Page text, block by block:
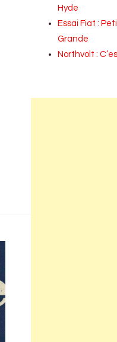
Hyde
Essai Fiat :
Grande
Northvolt :